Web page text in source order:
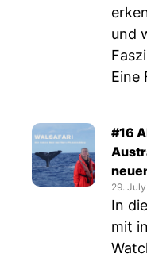
und
Eine
#16
29.
In
mit